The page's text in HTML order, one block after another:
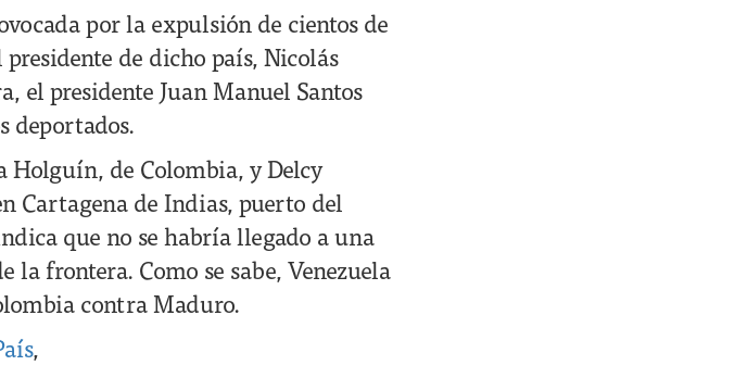
por la expulsión de cientos de
de dicho país, Nicolás
el presidente Juan Manuel Santos
deportados.
de Colombia, y Delcy
Cartagena de Indias, puerto del
que no se habría llegado a una
frontera. Como se sabe, Venezuela
contra Maduro.
,